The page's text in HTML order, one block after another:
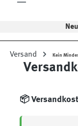
Versand Kein
📦